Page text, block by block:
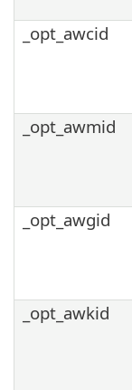
_opt_awcid
_opt_awmid
_opt_awgid
_opt_awkid